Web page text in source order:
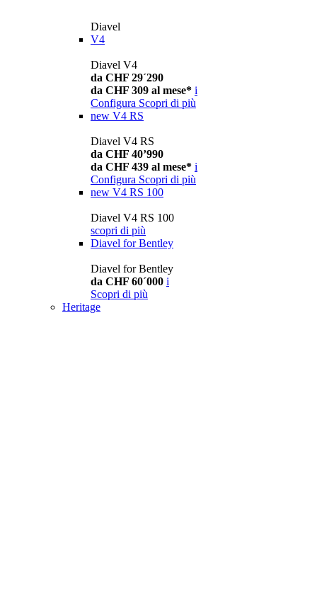
Diavel
V4
Diavel V4
da CHF 29´290
da CHF 309 al mese* i
Configura Scopri di più
new V4 RS
Diavel V4 RS
da CHF 40’990
da CHF 439 al mese* i
Configura Scopri di più
new V4 RS 100
Diavel V4 RS 100
scopri di più
Diavel for Bentley
Diavel for Bentley
da CHF 60´000 i
Scopri di più
Heritage